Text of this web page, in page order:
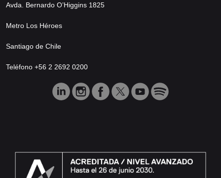
Avda. Bernardo O’Higgins 1825
Metro Los Héroes
Santiago de Chile
Teléfono +56 2 2692 0200